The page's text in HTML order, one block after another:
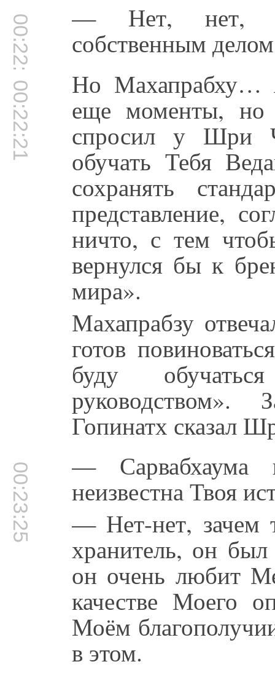
00:22:04 — Нет, нет,
собственным
00:22:21 Но Махапрабху…
еще моменты, но
спросил у Шри
обучать Тебя
сохранять
представление,
ничто, с тем
вернулся бы к
мира».
Махапрабзу
готов
буду
Гопинатх сказал
00:23:25 — Сарвабхаума
неизвестна Твоя
— Нет-нет, зачем
хранитель, он
он очень любит
качестве Моего
Моём
в этом.